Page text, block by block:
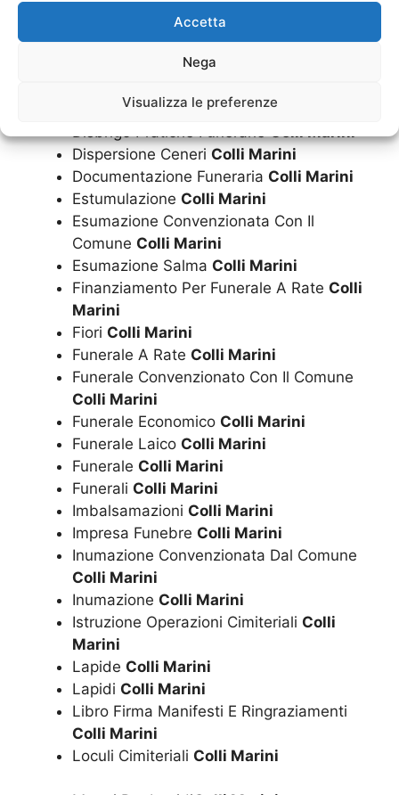
Accetta
Nega
Visualizza le preferenze
Colli Marini
Colli Marini
Dispersione Ceneri Colli Marini
Documentazione Funeraria Colli Marini
Estumulazione Colli Marini
Esumazione Convenzionata Con Il
Comune Colli Marini
Esumazione Salma Colli Marini
Finanziamento Per Funerale A Rate Colli
Marini
Fiori Colli Marini
Funerale A Rate Colli Marini
Funerale Convenzionato Con Il Comune
Colli Marini
Funerale Economico Colli Marini
Funerale Laico Colli Marini
Funerale Colli Marini
Funerali Colli Marini
Imbalsamazioni Colli Marini
Impresa Funebre Colli Marini
Inumazione Convenzionata Dal Comune
Colli Marini
Inumazione Colli Marini
Istruzione Operazioni Cimiteriali Colli
Marini
Lapide Colli Marini
Lapidi Colli Marini
Libro Firma Manifesti E Ringraziamenti
Colli Marini
Loculi Cimiteriali Colli Marini